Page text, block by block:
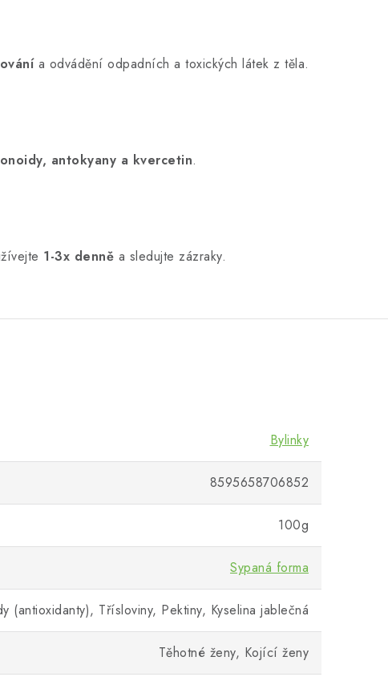
a odvádění odpadních a toxických látek z těla.
antokyany a kvercetin.
1-3x denně a sledujte zázraky.
Bylinky
8595658706852
100g
Sypaná forma
(antioxidanty), Třísloviny, Pektiny, Kyselina jablečná
Těhotné ženy, Kojící ženy